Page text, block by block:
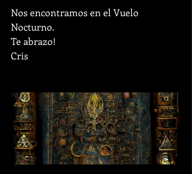
Nos encontramos en el Vuelo
Nocturno.
Te abrazo!
Cris